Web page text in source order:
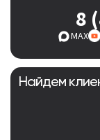
Найдем
8
MAX